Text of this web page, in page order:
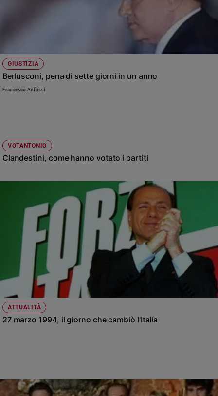
GIUSTIZIA
Berlusconi, pena di sette giorni in un anno
Francesco Anfossi
VOTANTONIO
Clandestini, come hanno votato i partiti
ATTUALITÀ
27 marzo 1994, il giorno che cambiò l'Italia